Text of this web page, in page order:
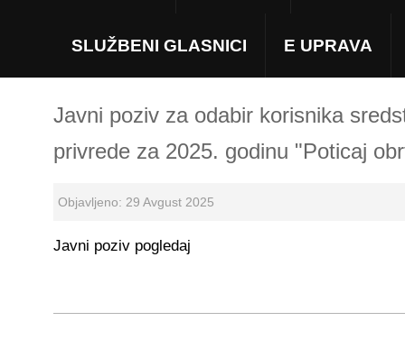
SLUŽBENI GLASNICI E UPRAVA
Javni poziv za odabir korisnika
privrede za 2025. godinu "Poticaj
Objavljeno: 29 Avgust 2025
Javni poziv pogledaj